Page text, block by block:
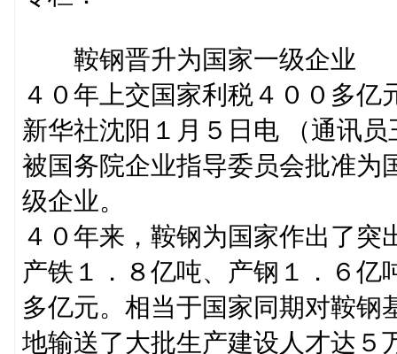
鞍钢晋升为国家一级企业
４０年上交国家利税４００多亿
新华社沈阳１月５日电 （通讯
被国务院企业指导委员会批准为
级企业。
４０年来，鞍钢为国家作出了
产铁１．８亿吨、产钢１．６亿
多亿元。相当于国家同期对鞍钢
地输送了大批生产建设人才达５